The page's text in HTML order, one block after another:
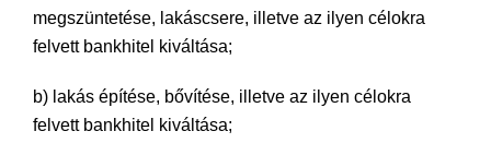
megszüntetése, lakáscsere, illetve az ilyen célokra
felvett bankhitel kiváltása;
b) lakás építése, bővítése, illetve az ilyen célokra
felvett bankhitel kiváltása;